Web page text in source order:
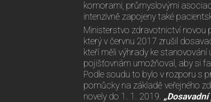
komorami, průmyslovými
intenzivně zapojeny také
Ministerstvo zdravotnictví novou
který v červnu 2017 zrušil
kteří měli výhrady ke
pojišťovnám umožňoval, aby si
Podle soudu to bylo v rozporu s
pomůcky na základě veřejného
novely do 1. 1. 2019.